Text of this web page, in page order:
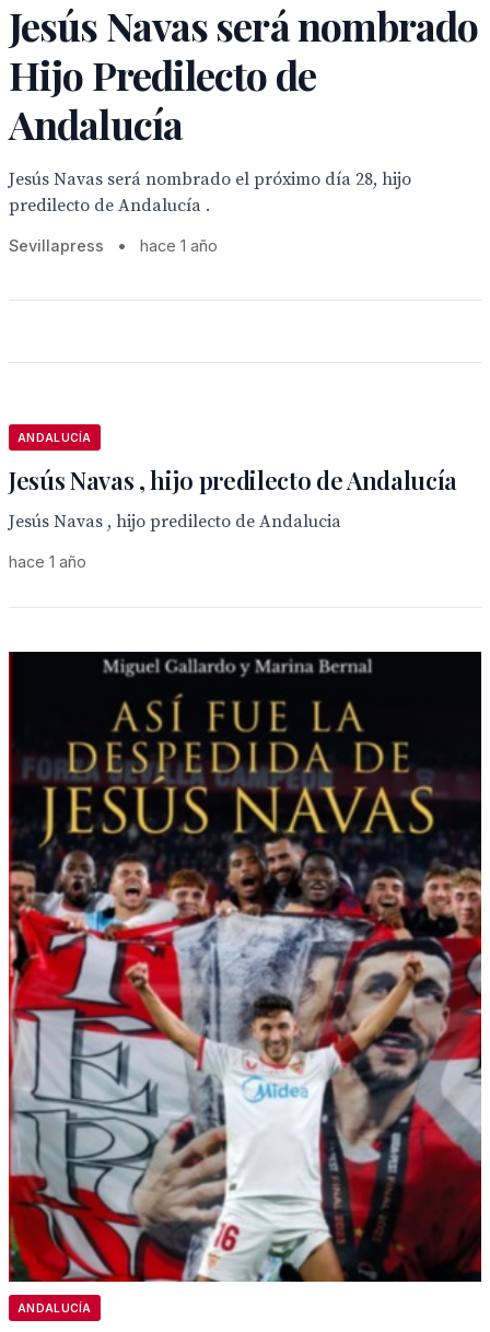
Jesús Navas será nombrado
Hijo Predilecto de
Andalucía
Jesús Navas será nombrado el próximo día 28, hijo
predilecto de Andalucía .
Sevillapress • hace 1 año
ANDALUCÍA
Jesús Navas , hijo predilecto de Andalucía
Jesús Navas , hijo predilecto de Andalucia
hace 1 año
ANDALUCÍA